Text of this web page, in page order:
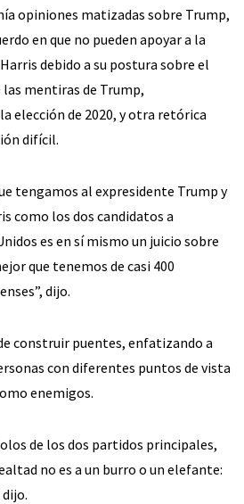
opiniones matizadas sobre Trump,
en que no pueden apoyar a la
debido a su postura sobre el
mentiras de Trump,
elección de 2020, y otra retórica
difícil.
tengamos al expresidente Trump y
como los dos candidatos a
es en sí mismo un juicio sobre
que tenemos de casi 400
dijo.
construir puentes, enfatizando a
con diferentes puntos de vista
enemigos.
de los dos partidos principales,
no es a un burro o un elefante: